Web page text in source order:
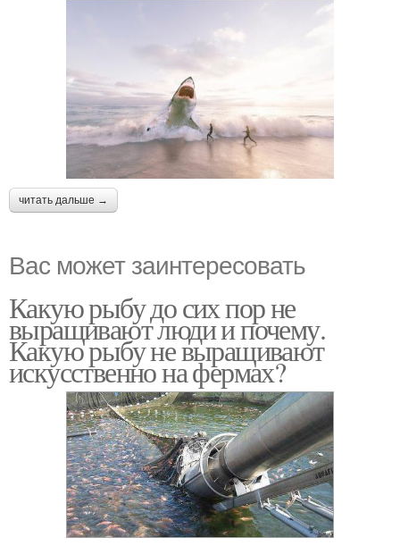
читать дальше →
Вас может заинтересовать
Какую рыбу до сих пор не
выращивают люди и почему.
Какую рыбу не выращивают
искусственно на фермах?